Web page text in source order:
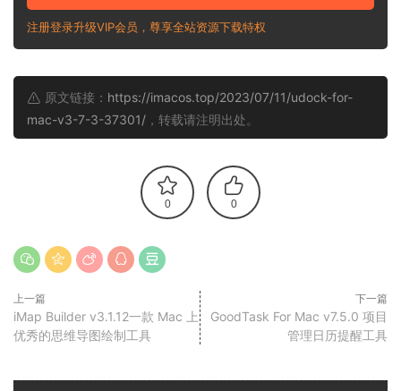
注册登录升级VIP会员，尊享全站资源下载特权
原文链接： https://imacos.top/2023/07/11/udock-for-
mac-v3-7-3-37301/ ，转载请注明出处。
0 0
上一篇
iMap Builder v3.1.12一款 Mac 上
优秀的思维导图绘制工具
下一篇
GoodTask For Mac v7.5.0 项目
管理日历提醒工具